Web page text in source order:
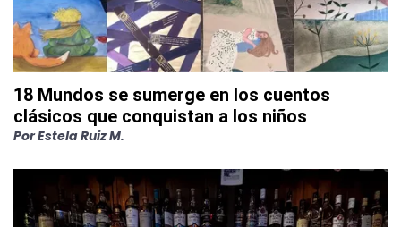
18 Mundos se sumerge en los cuentos
clásicos que conquistan a los niños
PorEstela Ruiz M.